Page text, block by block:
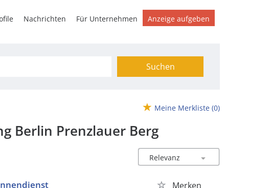
Nachrichten Für Unternehmen Anzeige aufgeben
Suchen
Meine Merkliste (0)
Berlin Prenzlauer Berg
Merken